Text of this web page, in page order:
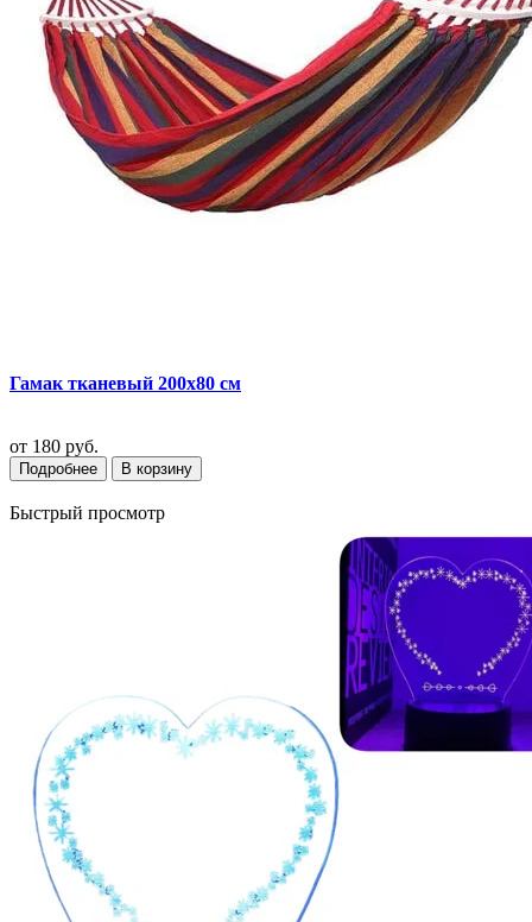
Гамак тканевый 200х80 см
от 180 руб.
Подробнее В корзину
Быстрый просмотр